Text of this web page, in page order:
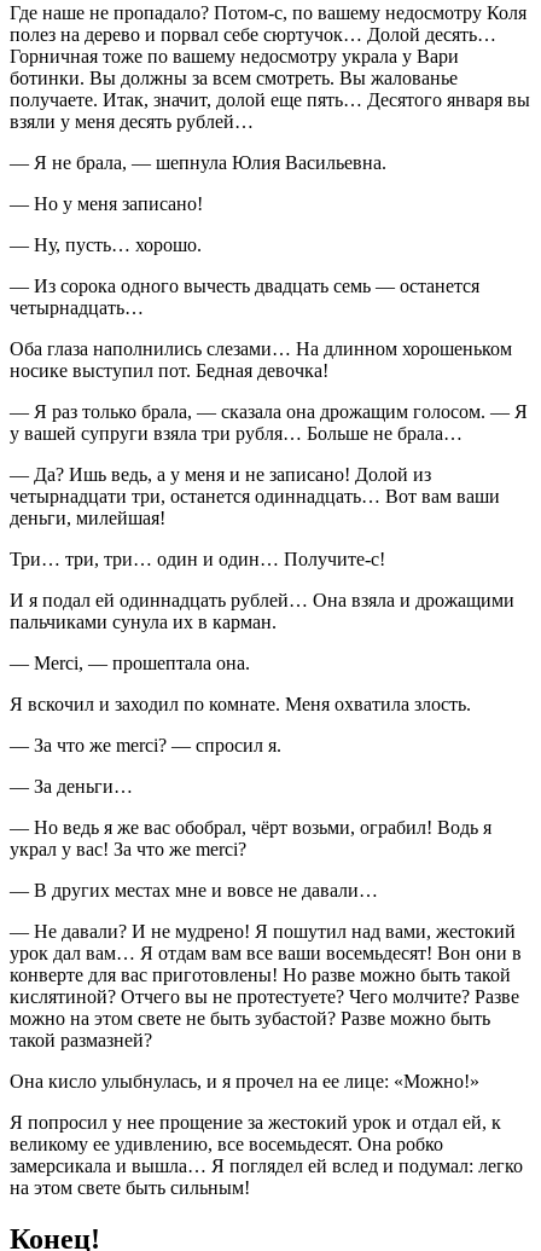
Где наше не пропадало? Потом-с, по вашему недосмотру Коля
полез на дерево и порвал себе сюртучок… Долой десять…
Горничная тоже по вашему недосмотру украла у Вари
ботинки. Вы должны за всем смотреть. Вы жалованье
получаете. Итак, значит, долой еще пять… Десятого января вы
взяли у меня десять рублей…
— Я не брала, — шепнула Юлия Васильевна.
— Но у меня записано!
— Ну, пусть… хорошо.
— Из сорока одного вычесть двадцать семь — останется
четырнадцать…
Оба глаза наполнились слезами… На длинном хорошеньком
носике выступил пот. Бедная девочка!
— Я раз только брала, — сказала она дрожащим голосом. — Я
у вашей супруги взяла три рубля… Больше не брала…
— Да? Ишь ведь, а у меня и не записано! Долой из
четырнадцати три, останется одиннадцать… Вот вам ваши
деньги, милейшая!
Три… три, три… один и один… Получите-с!
И я подал ей одиннадцать рублей… Она взяла и дрожащими
пальчиками сунула их в карман.
— Merci, — прошептала она.
Я вскочил и заходил по комнате. Меня охватила злость.
— За что же merci? — спросил я.
— За деньги…
— Но ведь я же вас обобрал, чёрт возьми, ограбил! Водь я
украл у вас! За что же merci?
— В других местах мне и вовсе не давали…
— Не давали? И не мудрено! Я пошутил над вами, жестокий
урок дал вам… Я отдам вам все ваши восемьдесят! Вон они в
конверте для вас приготовлены! Но разве можно быть такой
кислятиной? Отчего вы не протестуете? Чего молчите? Разве
можно на этом свете не быть зубастой? Разве можно быть
такой размазней?
Она кисло улыбнулась, и я прочел на ее лице: «Можно!»
Я попросил у нее прощение за жестокий урок и отдал ей, к
великому ее удивлению, все восемьдесят. Она робко
замерсикала и вышла… Я поглядел ей вслед и подумал: легко
на этом свете быть сильным!
Конец!